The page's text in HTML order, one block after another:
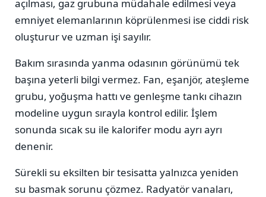
açılması, gaz grubuna müdahale edilmesi veya
emniyet elemanlarının köprülenmesi ise ciddi risk
oluşturur ve uzman işi sayılır.
Bakım sırasında yanma odasının görünümü tek
başına yeterli bilgi vermez. Fan, eşanjör, ateşleme
grubu, yoğuşma hattı ve genleşme tankı cihazın
modeline uygun sırayla kontrol edilir. İşlem
sonunda sıcak su ile kalorifer modu ayrı ayrı
denenir.
Sürekli su eksilten bir tesisatta yalnızca yeniden
su basmak sorunu çözmez. Radyatör vanaları,